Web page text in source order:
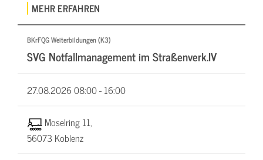
MEHR ERFAHREN
BKrFQG Weiterbildungen (K3)
SVG Notfallmanagement im Straßenverk.IV
27.08.202608:00 - 16:00
Moselring 11,
56073 Koblenz